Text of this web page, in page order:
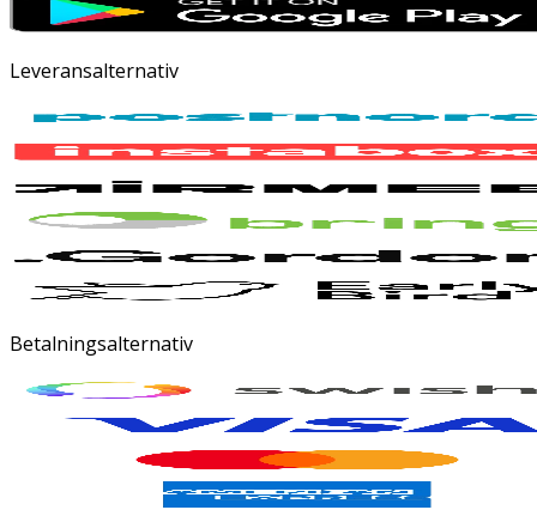
Leveransalternativ
Betalningsalternativ